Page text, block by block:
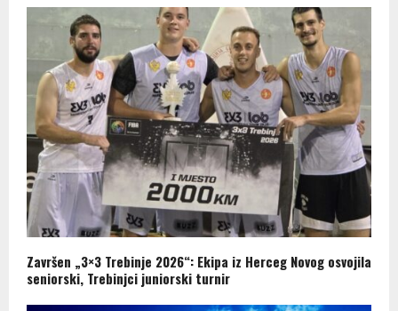
Završen „3×3 Trebinje 2026“: Ekipa iz Herceg Novog osvojila
seniorski, Trebinjci juniorski turnir